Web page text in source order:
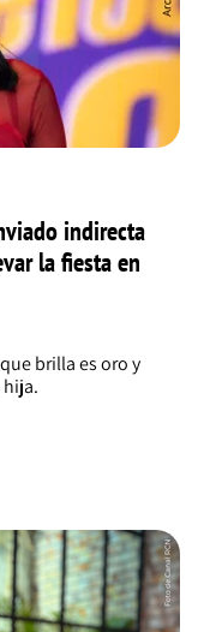
indirecta
la fiesta en
brilla es oro y